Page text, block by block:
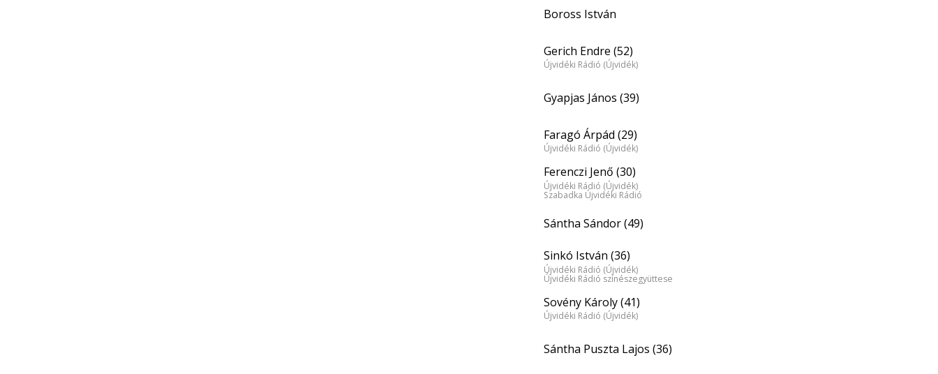
Boross István
Gerich Endre (52)
Újvidéki Rádió (Újvidék)
Gyapjas János (39)
Faragó Árpád (29)
Újvidéki Rádió (Újvidék)
Ferenczi Jenő (30)
Újvidéki Rádió (Újvidék)
Szabadka Újvidéki Rádió
Sántha Sándor (49)
Sinkó István (36)
Újvidéki Rádió (Újvidék)
Újvidéki Rádió színészegyüttese
Sovény Károly (41)
Újvidéki Rádió (Újvidék)
Sántha Puszta Lajos (36)